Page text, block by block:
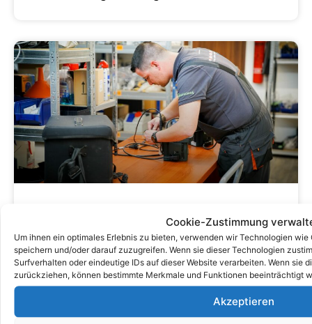
Cookie-Zustimmung
Um ihnen ein optimales Erlebnis zu bieten, verwenden wir Technologien
speichern und/oder darauf zuzugreifen. Wenn sie dieser Technologien
Surfverhalten oder eindeutige IDs auf dieser Website verarbeiten. Wenn sie
zurückziehen, können bestimmte Merkmale und Funktionen beeinträchtigt
Akzeptieren
Verständnis Der Kosten Der DGUV
V3 -Prüfung: Was Sie Wissen
Müssen